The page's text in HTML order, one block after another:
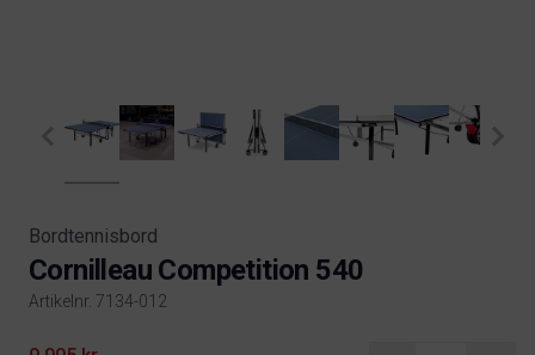
Bordtennisbord
Cornilleau Competition 540
Artikelnr. 7134-012